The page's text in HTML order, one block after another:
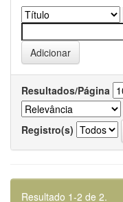
Resultados/Página
Registro(s)
Resultado 1-2 de 2.